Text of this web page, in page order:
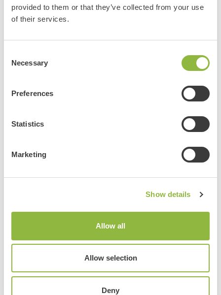
provided to them or that they’ve collected from your use
of their services.
Selection
Necessary
Preferences
Statistics
Marketing
Show details
Allow all
Allow selection
Deny
gehuurd. Na een stuk van 8 km bleek één fiets niet
lekker te fietsen. Deze werd na een belletje gewoon
omgeruild. Helemaal super
OverBakfiets huren
een bakfiets te fietsen was een hele ervaring. Deze
hadden ze bovendien geweldig versierd. Zeker aan te
Yvonne
3 augustus 2026